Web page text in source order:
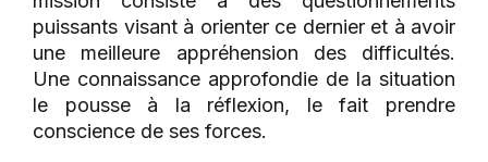
puissants visant à orienter ce dernier et à avoir
une meilleure appréhension des difficultés.
Une connaissance approfondie de la situation
le pousse à la réflexion, le fait prendre
conscience de ses forces.